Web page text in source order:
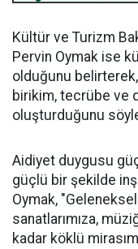
Kültür ve Turizm
Pervin Oymak ise
olduğunu
birikim, tecrübe ve
oluşturduğunu
Aidiyet duygusu
güçlü bir şekilde
Oymak,
sanatlarımıza,
kadar köklü